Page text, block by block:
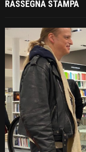
RASSEGNA STAMPA